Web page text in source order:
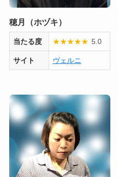
穂月（ホヅキ）
当たる度 ★★★★★ 5.0
サイト ヴェルニ